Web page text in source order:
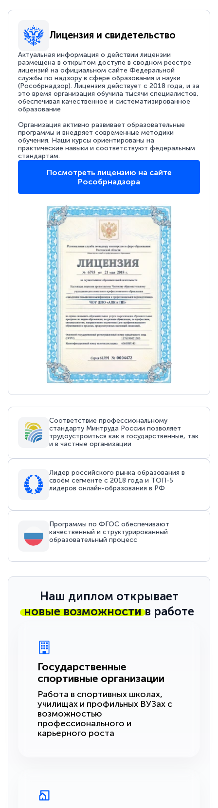
Лицензия и свидетельство
Актуальная информация о действии лицензии
размещена в открытом доступе в сводном реестре
лицензий на официальном сайте Федеральной
службы по надзору в сфере образования и науки
(Рособрнадзор). Лицензия действует с 2018 года, и за
это время организация обучила тысячи специалистов,
обеспечивая качественное и систематизированное
образование
Организация активно развивает образовательные
программы и внедряет современные методики
обучения. Наши курсы ориентированы на
практические навыки и соответствуют федеральным
стандартам.
Посмотреть лицензию на сайте
Рособрнадзора
Соответствие профессиональному
стандарту Минтруда России позволяет
трудоустроиться как в государственные, так
и в частные организации
Лидер российского рынка образования в
своём сегменте с 2018 года и ТОП-5
лидеров онлайн-образования в РФ
Программы по ФГОС обеспечивают
качественный и структурированный
образовательный процесс
Наш диплом открывает
новые возможностив работе
Государственные
спортивные организации
Работа в спортивных школах,
училищах и профильных ВУЗах с
возможностью
профессионального и
карьерного роста